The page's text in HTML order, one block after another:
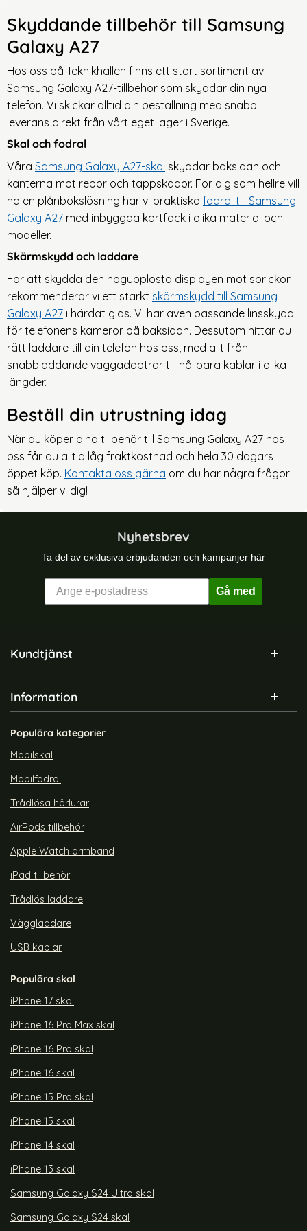
Skyddande tillbehör till Samsung
Galaxy A27
Hos oss på Teknikhallen finns ett stort sortiment av
Samsung Galaxy A27-tillbehör som skyddar din nya
telefon. Vi skickar alltid din beställning med snabb
leverans direkt från vårt eget lager i Sverige.
Skal och fodral
Våra Samsung Galaxy A27-skal skyddar baksidan och
kanterna mot repor och tappskador. För dig som hellre vill
ha en plånbokslösning har vi praktiska fodral till Samsung
Galaxy A27 med inbyggda kortfack i olika material och
modeller.
Skärmskydd och laddare
För att skydda den högupplösta displayen mot sprickor
rekommenderar vi ett starkt skärmskydd till Samsung
Galaxy A27 i härdat glas. Vi har även passande linsskydd
för telefonens kameror på baksidan. Dessutom hittar du
rätt laddare till din telefon hos oss, med allt från
snabbladdande väggadaptrar till hållbara kablar i olika
längder.
Beställ din utrustning idag
När du köper dina tillbehör till Samsung Galaxy A27 hos
oss får du alltid låg fraktkostnad och hela 30 dagars
öppet köp. Kontakta oss gärna om du har några frågor
så hjälper vi dig!
Nyhetsbrev
Ta del av exklusiva erbjudanden och kampanjer här
Gå med
Sidfot Blandad info och länkar
Kundtjänst
Information
Populära kategorier
Mobilskal
Mobilfodral
Trådlösa hörlurar
AirPods tillbehör
Apple Watch armband
iPad tillbehör
Trådlös laddare
Väggladdare
USB kablar
Populära skal
iPhone 17 skal
iPhone 16 Pro Max skal
iPhone 16 Pro skal
iPhone 16 skal
iPhone 15 Pro skal
iPhone 15 skal
iPhone 14 skal
iPhone 13 skal
Samsung Galaxy S24 Ultra skal
Samsung Galaxy S24 skal